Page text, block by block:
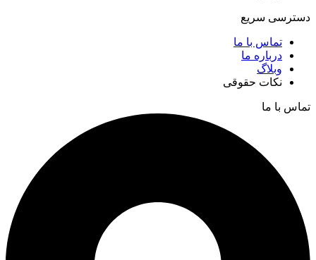
دسترسی سریع
تماس با ما
درباره ما
وبلاگ
نکات حقوقی
تماس با ما